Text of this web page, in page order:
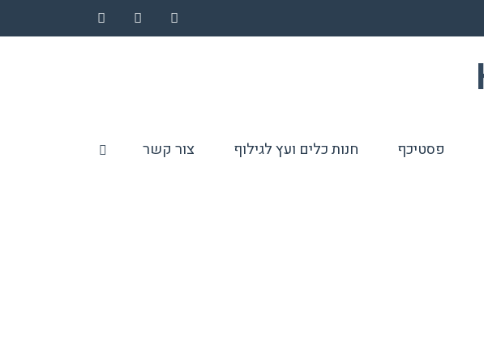
Facebook
YouTube
Instagram
פסטיכף חנות כלים ועץ לגילוף צור קשר